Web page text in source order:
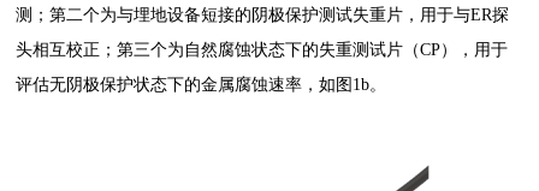
测；第二个为与埋地设备短接的阴极保护测试失重片，用于与ER探
头相互校正；第三个为自然腐蚀状态下的失重测试片（CP），用于
评估无阴极保护状态下的金属腐蚀速率，如图1b。